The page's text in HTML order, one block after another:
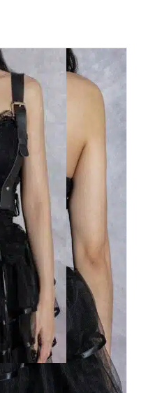
Harness